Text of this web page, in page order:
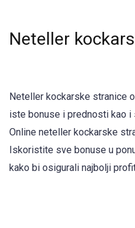
Neteller
Neteller kockarske stranice
iste bonuse i prednosti kao i
Online neteller kockarske
Iskoristite sve bonuse u
kako bi osigurali najbolji